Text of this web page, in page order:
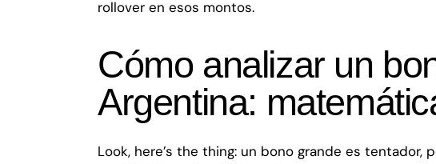
rollover en esos montos.
Cómo analizar un
Argentina:
Look, here’s the thing: un bono grande es